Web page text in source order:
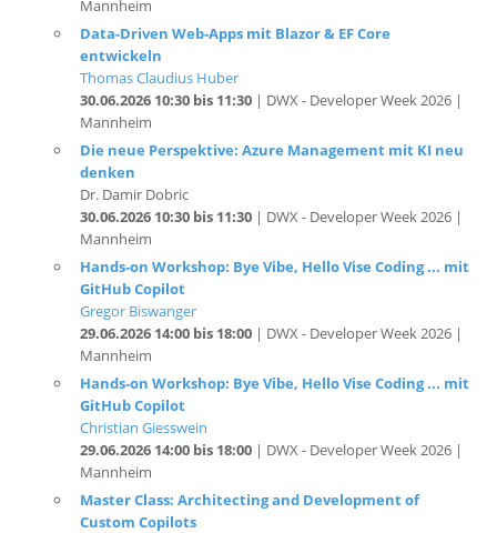
entwickeln
Thomas Claudius Huber
30.06.2026 10:30 bis 11:30
Mannheim
Die neue Perspektive: Azure Management mit KI neu
denken
Dr. Damir Dobric
30.06.2026 10:30 bis 11:30
Mannheim
Hands-on Workshop: Bye Vibe, Hello Vise Coding ... mit
GitHub Copilot
Gregor Biswanger
29.06.2026 14:00 bis 18:00
Mannheim
Hands-on Workshop: Bye Vibe, Hello Vise Coding ... mit
GitHub Copilot
Christian Giesswein
29.06.2026 14:00 bis 18:00
Mannheim
Master Class: Architecting and Development of
Custom Copilots
Dr. Damir Dobric
29.06.2026 09:00 bis 18:00